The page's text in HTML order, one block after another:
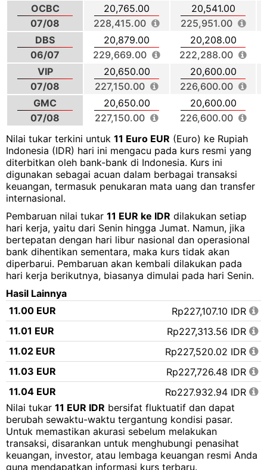
OCBC
07/08
20,765.00
228,415.00
20,541.00
225,951.00
DBS
06/07
20,879.00
229,669.00
20,208.00
222,288.00
VIP
07/08
20,650.00
227,150.00
20,600.00
226,600.00
GMC
07/08
20,650.00
227,150.00
20,600.00
226,600.00
Nilai tukar terkini untuk 11 Euro EUR (Euro) ke Rupiah
Indonesia (IDR) hari ini mengacu pada kurs resmi yang
diterbitkan oleh bank-bank di Indonesia. Kurs ini
digunakan sebagai acuan dalam berbagai transaksi
keuangan, termasuk penukaran mata uang dan transfer
internasional.
Pembaruan nilai tukar 11 EUR ke IDR dilakukan setiap
hari kerja, yaitu dari Senin hingga Jumat. Namun, jika
bertepatan dengan hari libur nasional dan operasional
bank dihentikan sementara, maka kurs tidak akan
diperbarui. Pembaruan akan kembali dilakukan pada
hari kerja berikutnya, biasanya dimulai pada hari Senin.
Hasil Lainnya
11.00 EUR
Rp227,107.10 IDR
11.01 EUR
Rp227,313.56 IDR
11.02 EUR
Rp227,520.02 IDR
11.03 EUR
Rp227,726.48 IDR
11.04 EUR
Rp227,932.94 IDR
11.05 EUR
Rp228,139.41 IDR
11.06 EUR
Rp228,345.87 IDR
11.07 EUR
Rp228,552.33 IDR
Nilai tukar 11 EUR IDR bersifat fluktuatif dan dapat
berubah sewaktu-waktu tergantung kondisi pasar.
Untuk memastikan akurasi sebelum melakukan
transaksi, disarankan untuk menghubungi penasihat
keuangan, investor, atau lembaga keuangan resmi Anda
guna mendapatkan informasi kurs terbaru.